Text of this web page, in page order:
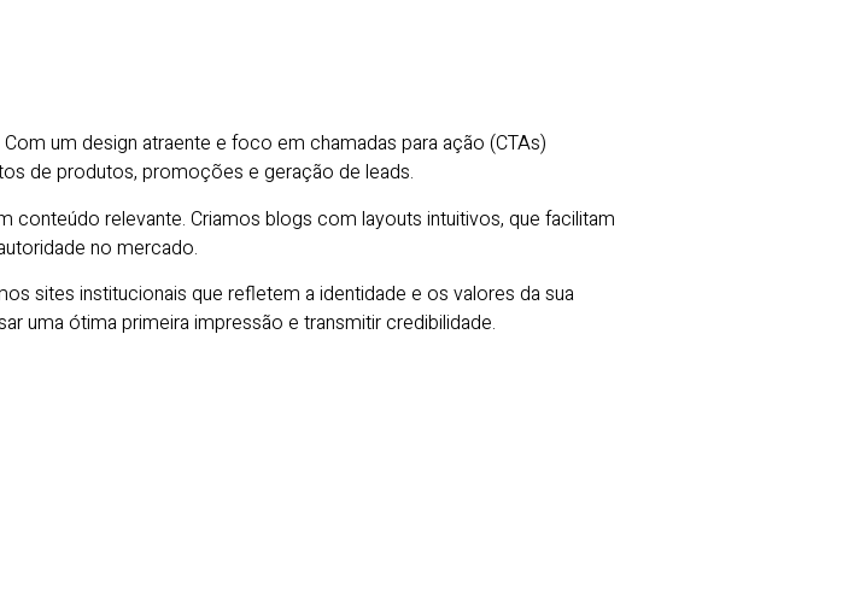
um design atraente e foco em chamadas para ação (CTAs)
de produtos, promoções e geração de leads.
relevante. Criamos blogs com layouts intuitivos, que facilitam
no mercado.
sites institucionais que refletem a identidade e os valores da sua
uma ótima primeira impressão e transmitir credibilidade.